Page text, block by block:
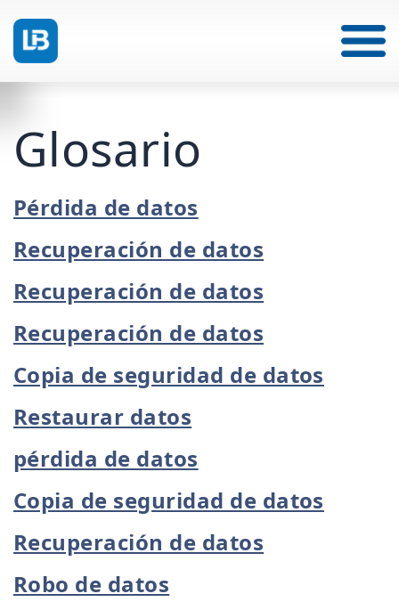
Glosario
Pérdida de datos
Recuperación de datos
Recuperación de datos
Recuperación de datos
Copia de seguridad de datos
Restaurar datos
pérdida de datos
Copia de seguridad de datos
Recuperación de datos
Robo de datos